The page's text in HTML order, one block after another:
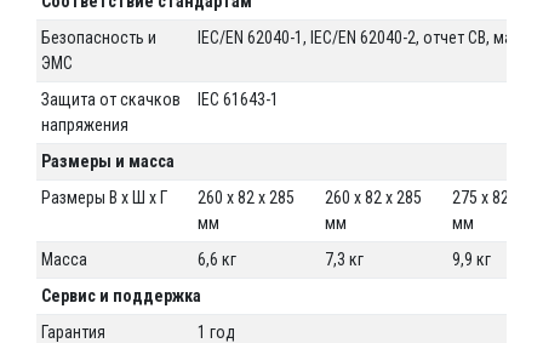
Безопасность и
ЭМС
IEC/EN 62040-1, IEC/EN 62040-2, отчет CB,
Защита от скачков
напряжения
IEC 61643-1
Размеры и масса
Размеры В x Ш x Г
260 x 82 x 285
мм
260 x 82 x 285
мм
275 x 82 x
мм
Масса
6,6 кг 7,3 кг
9,9 кг
Сервис и поддержка
Гарантия
1 год